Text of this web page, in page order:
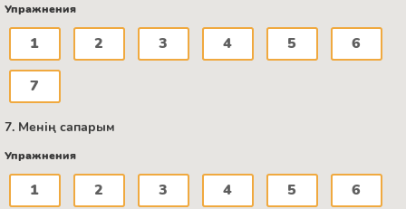
Упражнения
1 2 3 4 5 6
7
7. Менің сапарым
Упражнения
1 2 3 4 5 6